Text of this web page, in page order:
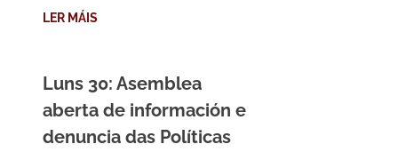
LER MÁIS
Luns 30: Asemblea
aberta de información e
denuncia das Políticas